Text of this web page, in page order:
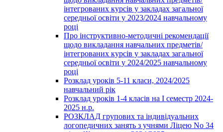
інтегрованих курсів у закладах загальної
середньої освіти у 2023/2024 навчальному
році
Про інструктивно-методичні рекомендації
щодо викладання навчальних предметів/
інтегрованих курсів у закладах загальної
середньої освіти у 2024/2025 навчальному
році
Розклад уроків 5-11 класи, 2024/2025
навчальний рік
Розклад уроків 1-4 класів на І семестр 2024-
2025 н.р.
РОЗКЛАД групових та індивідуальних
логопедичних занять з учнями Ліцею No 34